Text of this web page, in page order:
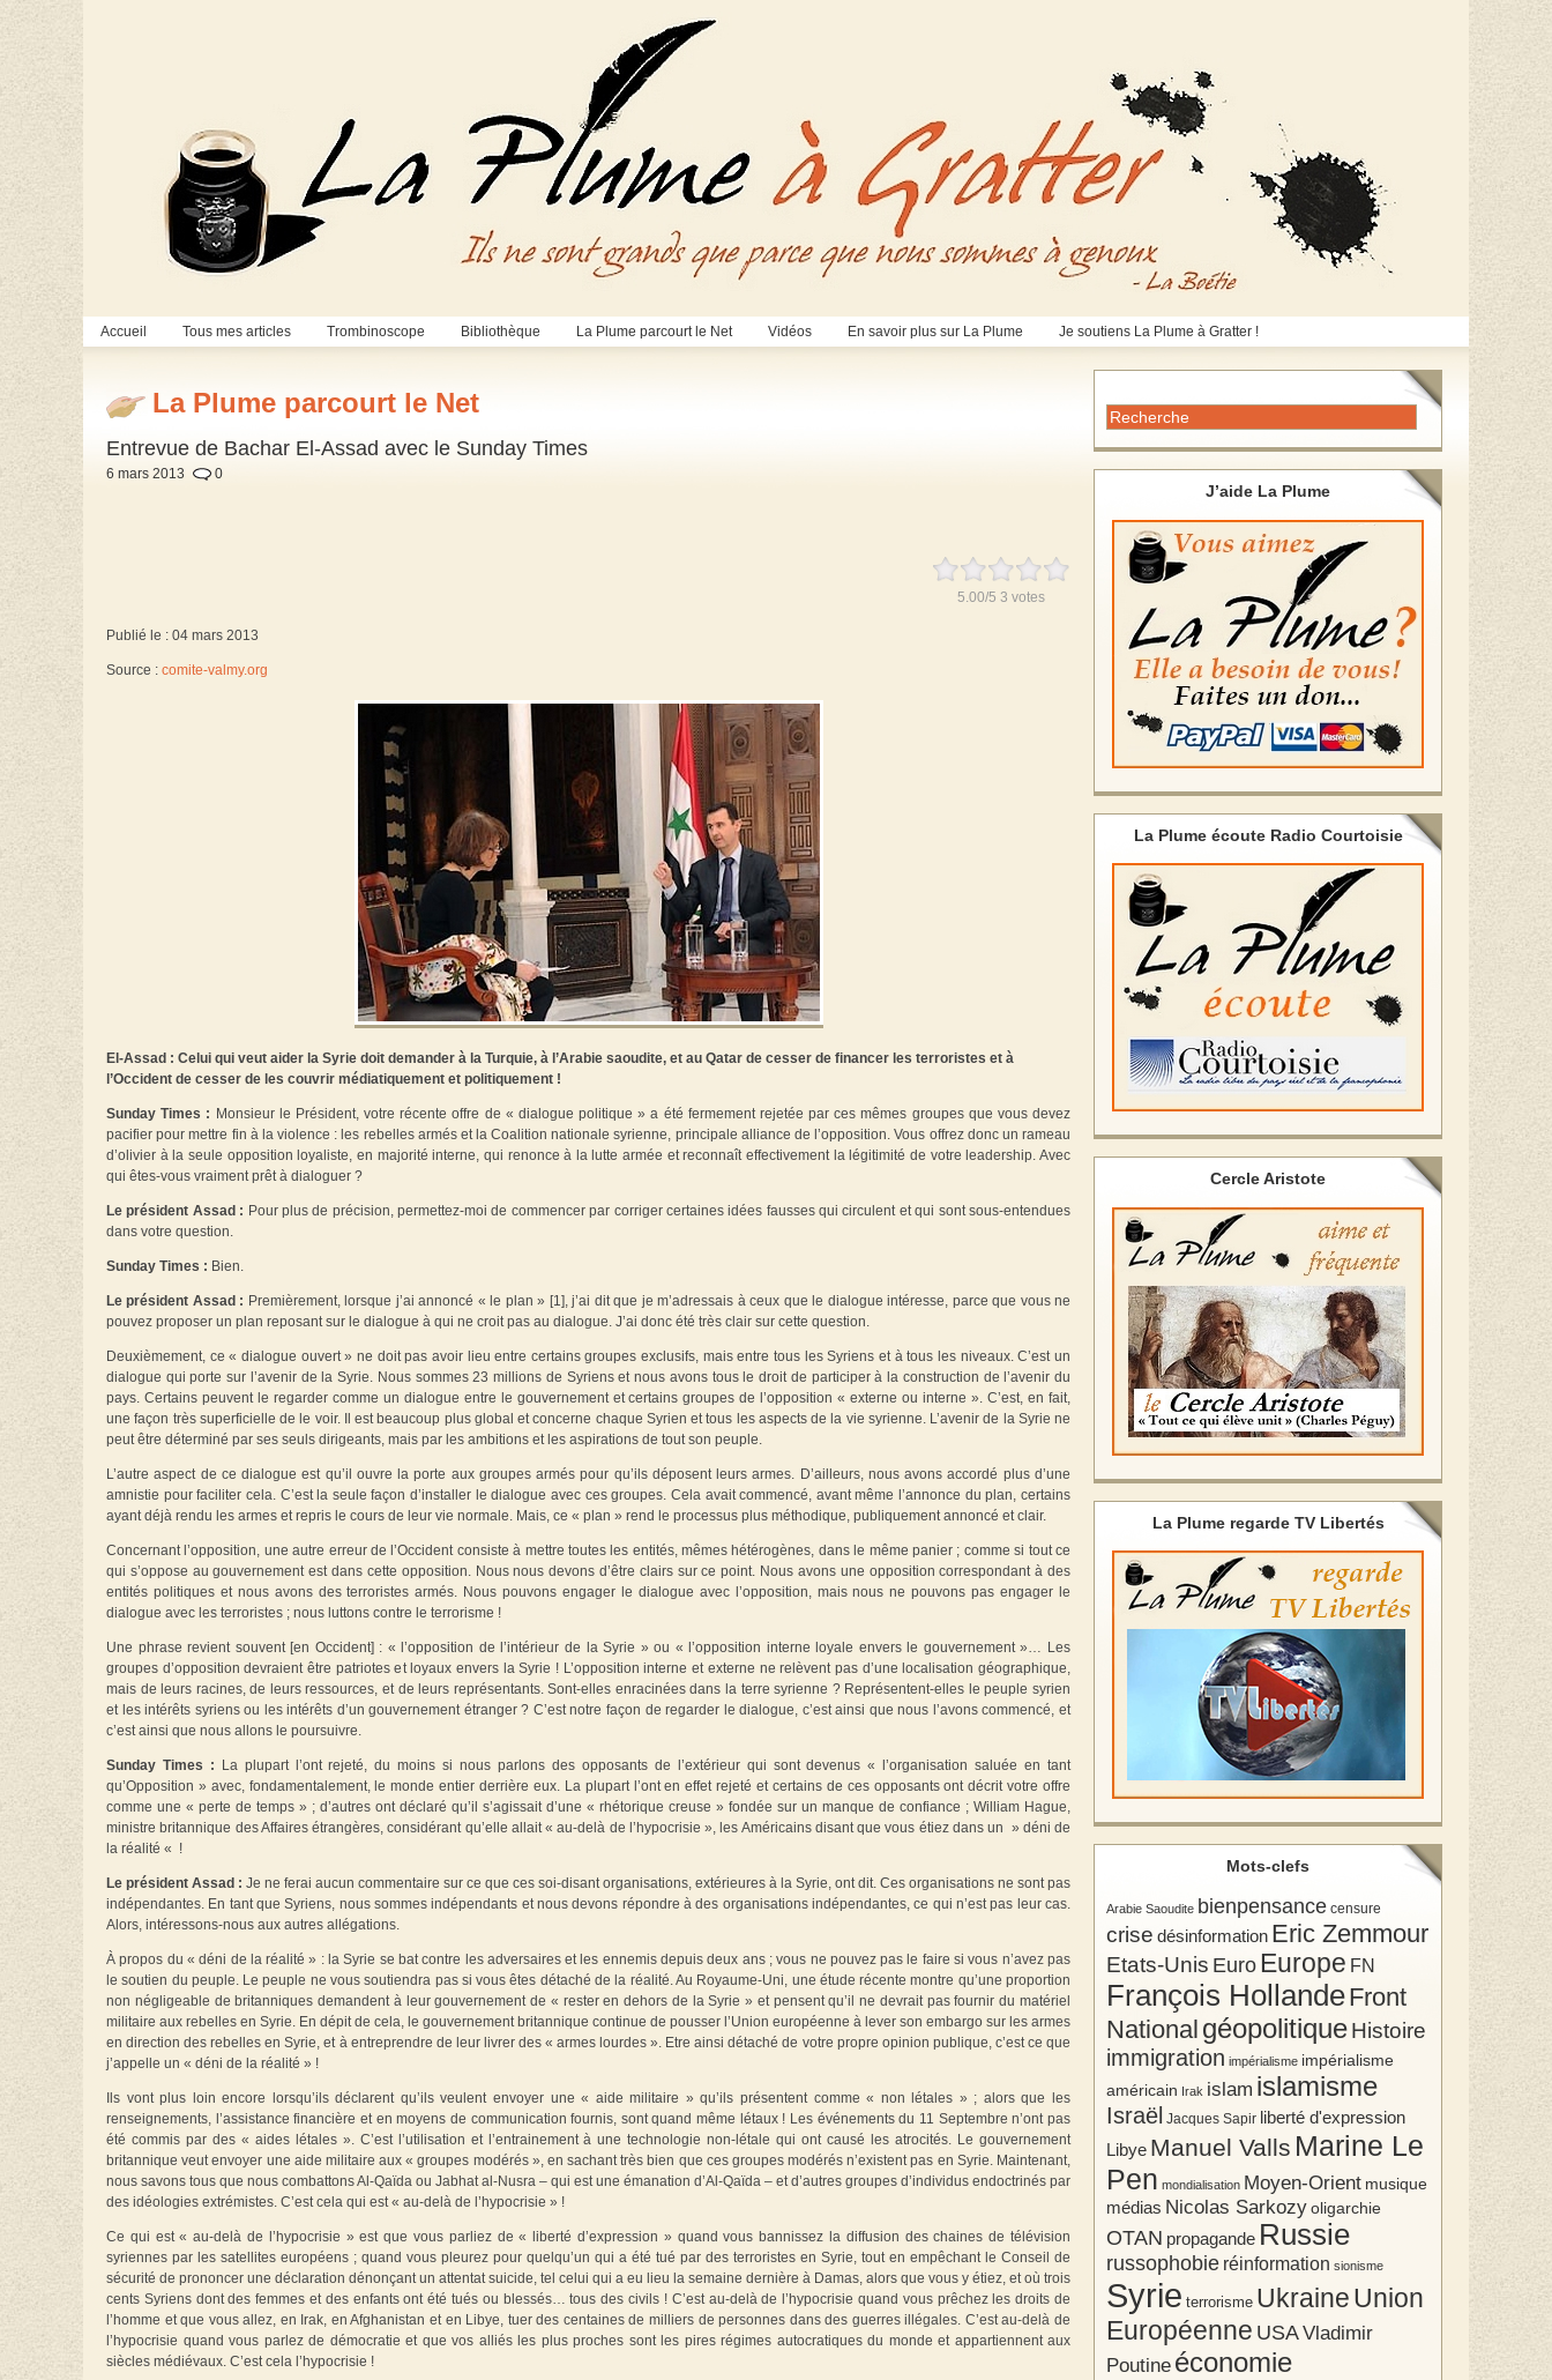
Accueil Tous mes articles Trombinoscope Bibliothèque La Plume parcourt le Net Vidéos En savoir plus sur La Plume Je soutiens La Plume à Gratter !
La Plume parcourt le Net
Entrevue de Bachar El-Assad avec le Sunday Times
6 mars 2013 0
5.00/5 3 votes
Publié le : 04 mars 2013
Source : comite-valmy.org
El-Assad : Celui qui veut aider la Syrie doit demander à la Turquie, à l’Arabie saoudite, et au Qatar de cesser de financer les terroristes et à
l’Occident de cesser de les couvrir médiatiquement et politiquement !
Sunday Times : Monsieur le Président, votre récente offre de « dialogue politique » a été fermement rejetée par ces mêmes groupes que vous devez
pacifier pour mettre fin à la violence : les rebelles armés et la Coalition nationale syrienne, principale alliance de l’opposition. Vous offrez donc un rameau
d’olivier à la seule opposition loyaliste, en majorité interne, qui renonce à la lutte armée et reconnaît effectivement la légitimité de votre leadership. Avec
qui êtes-vous vraiment prêt à dialoguer ?
Le président Assad : Pour plus de précision, permettez-moi de commencer par corriger certaines idées fausses qui circulent et qui sont sous-entendues
dans votre question.
Sunday Times : Bien.
Le président Assad : Premièrement, lorsque j’ai annoncé « le plan » [1], j’ai dit que je m’adressais à ceux que le dialogue intéresse, parce que vous ne
pouvez proposer un plan reposant sur le dialogue à qui ne croit pas au dialogue. J’ai donc été très clair sur cette question.
Deuxièmement, ce « dialogue ouvert » ne doit pas avoir lieu entre certains groupes exclusifs, mais entre tous les Syriens et à tous les niveaux. C’est un
dialogue qui porte sur l’avenir de la Syrie. Nous sommes 23 millions de Syriens et nous avons tous le droit de participer à la construction de l’avenir du
pays. Certains peuvent le regarder comme un dialogue entre le gouvernement et certains groupes de l’opposition « externe ou interne ». C’est, en fait,
une façon très superficielle de le voir. Il est beaucoup plus global et concerne chaque Syrien et tous les aspects de la vie syrienne. L’avenir de la Syrie ne
peut être déterminé par ses seuls dirigeants, mais par les ambitions et les aspirations de tout son peuple.
L’autre aspect de ce dialogue est qu’il ouvre la porte aux groupes armés pour qu’ils déposent leurs armes. D’ailleurs, nous avons accordé plus d’une
amnistie pour faciliter cela. C’est la seule façon d’installer le dialogue avec ces groupes. Cela avait commencé, avant même l’annonce du plan, certains
ayant déjà rendu les armes et repris le cours de leur vie normale. Mais, ce « plan » rend le processus plus méthodique, publiquement annoncé et clair.
Concernant l’opposition, une autre erreur de l’Occident consiste à mettre toutes les entités, mêmes hétérogènes, dans le même panier ; comme si tout ce
qui s’oppose au gouvernement est dans cette opposition. Nous nous devons d’être clairs sur ce point. Nous avons une opposition correspondant à des
entités politiques et nous avons des terroristes armés. Nous pouvons engager le dialogue avec l’opposition, mais nous ne pouvons pas engager le
dialogue avec les terroristes ; nous luttons contre le terrorisme !
Une phrase revient souvent [en Occident] : « l’opposition de l’intérieur de la Syrie » ou « l’opposition interne loyale envers le gouvernement »… Les
groupes d’opposition devraient être patriotes et loyaux envers la Syrie ! L’opposition interne et externe ne relèvent pas d’une localisation géographique,
mais de leurs racines, de leurs ressources, et de leurs représentants. Sont-elles enracinées dans la terre syrienne ? Représentent-elles le peuple syrien
et les intérêts syriens ou les intérêts d’un gouvernement étranger ? C’est notre façon de regarder le dialogue, c’est ainsi que nous l’avons commencé, et
c’est ainsi que nous allons le poursuivre.
Sunday Times : La plupart l’ont rejeté, du moins si nous parlons des opposants de l’extérieur qui sont devenus « l’organisation saluée en tant
qu’Opposition » avec, fondamentalement, le monde entier derrière eux. La plupart l’ont en effet rejeté et certains de ces opposants ont décrit votre offre
comme une « perte de temps » ; d’autres ont déclaré qu’il s’agissait d’une « rhétorique creuse » fondée sur un manque de confiance ; William Hague,
ministre britannique des Affaires étrangères, considérant qu’elle allait « au-delà de l’hypocrisie », les Américains disant que vous étiez dans un » déni de
la réalité « !
Le président Assad : Je ne ferai aucun commentaire sur ce que ces soi-disant organisations, extérieures à la Syrie, ont dit. Ces organisations ne sont pas
indépendantes. En tant que Syriens, nous sommes indépendants et nous devons répondre à des organisations indépendantes, ce qui n’est pas leur cas.
Alors, intéressons-nous aux autres allégations.
À propos du « déni de la réalité » : la Syrie se bat contre les adversaires et les ennemis depuis deux ans ; vous ne pouvez pas le faire si vous n’avez pas
le soutien du peuple. Le peuple ne vous soutiendra pas si vous êtes détaché de la réalité. Au Royaume-Uni, une étude récente montre qu’une proportion
non négligeable de britanniques demandent à leur gouvernement de « rester en dehors de la Syrie » et pensent qu’il ne devrait pas fournir du matériel
militaire aux rebelles en Syrie. En dépit de cela, le gouvernement britannique continue de pousser l’Union européenne à lever son embargo sur les armes
en direction des rebelles en Syrie, et à entreprendre de leur livrer des « armes lourdes ». Etre ainsi détaché de votre propre opinion publique, c’est ce que
j’appelle un « déni de la réalité » !
Ils vont plus loin encore lorsqu’ils déclarent qu’ils veulent envoyer une « aide militaire » qu’ils présentent comme « non létales » ; alors que les
renseignements, l’assistance financière et en moyens de communication fournis, sont quand même létaux ! Les événements du 11 Septembre n’ont pas
été commis par des « aides létales ». C’est l’utilisation et l’entrainement à une technologie non-létale qui ont causé les atrocités. Le gouvernement
britannique veut envoyer une aide militaire aux « groupes modérés », en sachant très bien que ces groupes modérés n’existent pas en Syrie. Maintenant,
nous savons tous que nous combattons Al-Qaïda ou Jabhat al-Nusra – qui est une émanation d’Al-Qaïda – et d’autres groupes d’individus endoctrinés par
des idéologies extrémistes. C’est cela qui est « au-delà de l’hypocrisie » !
Ce qui est « au-delà de l’hypocrisie » est que vous parliez de « liberté d’expression » quand vous bannissez la diffusion des chaines de télévision
syriennes par les satellites européens ; quand vous pleurez pour quelqu’un qui a été tué par des terroristes en Syrie, tout en empêchant le Conseil de
sécurité de prononcer une déclaration dénonçant un attentat suicide, tel celui qui a eu lieu la semaine dernière à Damas, alors que vous y étiez, et où trois
cents Syriens dont des femmes et des enfants ont été tués ou blessés… tous des civils ! C’est au-delà de l’hypocrisie quand vous prêchez les droits de
l’homme et que vous allez, en Irak, en Afghanistan et en Libye, tuer des centaines de milliers de personnes dans des guerres illégales. C’est au-delà de
l’hypocrisie quand vous parlez de démocratie et que vos alliés les plus proches sont les pires régimes autocratiques du monde et appartiennent aux
siècles médiévaux. C’est cela l’hypocrisie !
J’aide La Plume
La Plume écoute Radio Courtoisie
Cercle Aristote
La Plume regarde TV Libertés
Mots-clefs
Arabie Saoudite bienpensance censure
crise désinformation Eric Zemmour
Etats-Unis Euro Europe FN
François HollandeFront
National géopolitiqueHistoire
immigration impérialisme impérialisme
américain Irak islam islamisme
Israël Jacques Sapir liberté d'expression
Libye Manuel Valls Marine Le
Pen mondialisation Moyen-Orient musique
médias Nicolas Sarkozyoligarchie
OTAN propagande Russie
russophobie réinformation sionisme
Syrie terrorisme Ukraine Union
Européenne USAVladimir
Poutine économie